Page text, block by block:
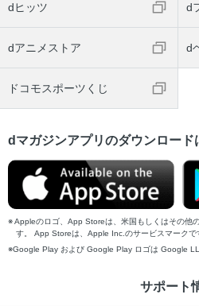
dヒッツ d
dアニメストア d
ドコモスポーツくじ
dマガジンアプリのダウンロード
Appleのロゴ、App Storeは、米国もしくはその他
す。 App Storeは、Apple Inc.のサービスマークで
Google Play および Google Play ロゴは Google
サポート